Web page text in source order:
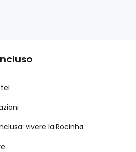
vivere la Rocinha